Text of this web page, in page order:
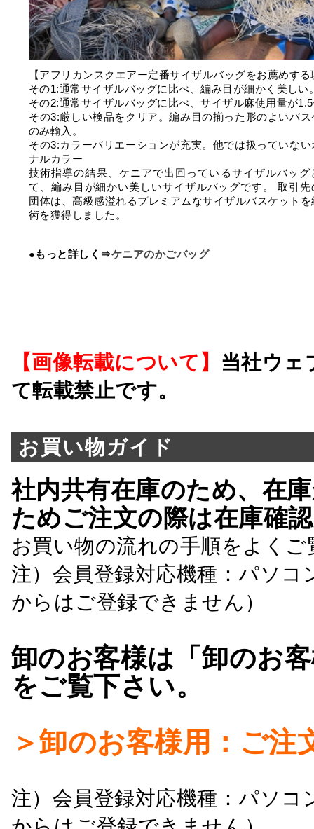
【アフリカンスクエアー定番サイザルバッグをお薦めする
その1:通常サイザルバッグに比べ、編み目が細かく美しい
その2:通常サイザルバッグに比べ、サイザル麻使用量が
その3:厳しい検品をクリア。編み目の揃った形のよいバス
のみ輸入。
その3:カラーバリエーションが充実。他では扱っていない
ナルカラー
技術指導の結果、ケニアで出回っているサイザルバッグ
て、編み目が細かい美しいサイザルバッグです。 取引先
団体は、高級感溢れるプレミアムなサイザルバスケット
術を獲得しました。
●もっと詳しく⇒ケニアのかごバッグ
【画像転載について】 当社ウェ
て転載禁止です。
お買い物ガイド
社内共有在庫のため、在
ためご注文の際は在庫確
お買い物の流れの手順をよくご
注）会員登録対応機種：パソ
からはご登録できません）
卸のお客様は「卸のお
をご覧下さい。
＞卸のお客様用：ご注
注）会員登録対応機種：パソ